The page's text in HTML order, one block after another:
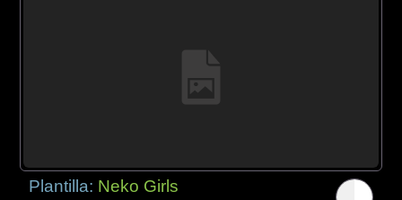
Plantilla: Neko Girls